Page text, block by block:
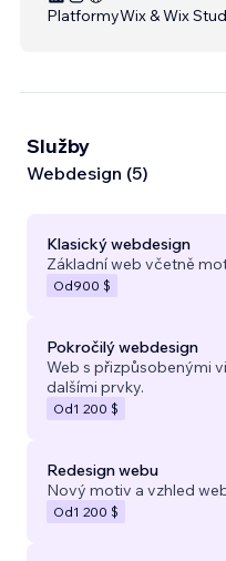
PlatformyWix & Wix
Služby
Webdesign (5)
Klasický webdesign
Základní web včetně
Od900 $
Pokročilý webdesign
Web s přizpůsobenými
dalšími prvky.
Od1 200 $
Redesign webu
Nový motiv a vzhled
Od1 200 $